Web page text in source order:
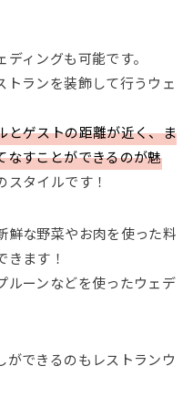
ィングも可能です。
トランを装飾して行うウェ
とゲストの距離が近く、ま
なすことができるのが魅
スタイルです！
鮮な野菜やお肉を使った料
きます！
ルーンなどを使ったウェデ
ができるのもレストランウ